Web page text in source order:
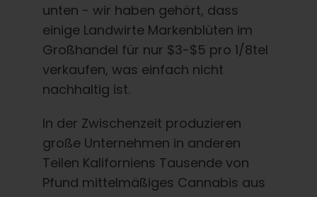
unten - wir haben gehört, dass
einige Landwirte Markenblüten im
Großhandel für nur $3-$5 pro 1/8tel
verkaufen, was einfach nicht
nachhaltig ist.
In der Zwischenzeit produzieren
große Unternehmen in anderen
Teilen Kaliforniens Tausende von
Pfund mittelmäßiges Cannabis aus